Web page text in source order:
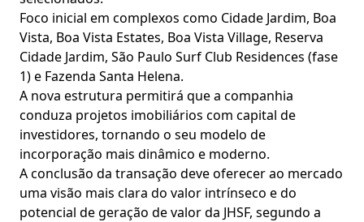
Foco inicial em complexos como Cidade Jardim, Boa
Vista, Boa Vista Estates, Boa Vista Village, Reserva
Cidade Jardim, São Paulo Surf Club Residences (fase
1) e Fazenda Santa Helena.
A nova estrutura permitirá que a companhia
conduza projetos imobiliários com capital de
investidores, tornando o seu modelo de
incorporação mais dinâmico e moderno.
A conclusão da transação deve oferecer ao mercado
uma visão mais clara do valor intrínseco e do
potencial de geração de valor da JHSF, segundo a